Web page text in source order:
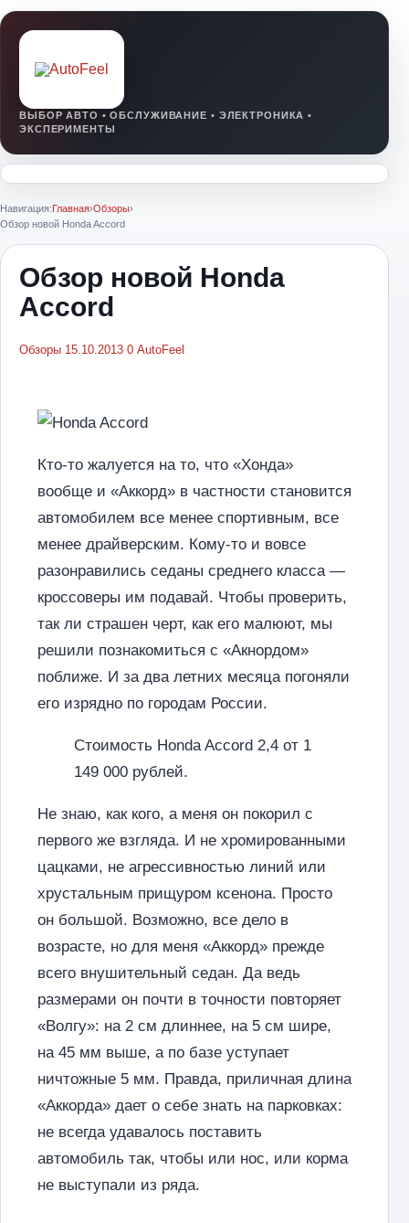
Навигация:Главная›Обзоры›
Обзор новой Honda Accord
Обзор новой Honda
Accord
Обзоры 15.10.2013 0 AutoFeel
Кто-то жалуется на то, что «Хонда»
вообще и «Аккорд» в частности становится
автомобилем все менее спортивным, все
менее драйверским. Кому-то и вовсе
разонравились седаны среднего класса —
кроссоверы им подавай. Чтобы проверить,
так ли страшен черт, как его малюют, мы
решили познакомиться с «Акнордом»
поближе. И за два летних месяца погоняли
его изрядно по городам России.
Стоимость Honda Accord 2,4 от 1
149 000 рублей.
Не знаю, как кого, а меня он покорил с
первого же взгляда. И не хромированными
цацками, не агрессивностью линий или
хрустальным прищуром ксенона. Просто
он большой. Возможно, все дело в
возрасте, но для меня «Аккорд» прежде
всего внушительный седан. Да ведь
размерами он почти в точности повторяет
«Волгу»: на 2 см длиннее, на 5 см шире,
на 45 мм выше, а по базе уступает
ничтожные 5 мм. Правда, приличная длина
«Аккорда» дает о себе знать на парковках:
не всегда удавалось поставить
автомобиль так, чтобы или нос, или корма
не выступали из ряда.